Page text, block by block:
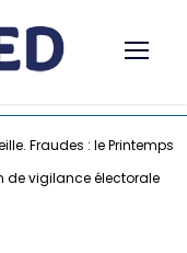
Fraudes : le Printemps
de vigilance électorale